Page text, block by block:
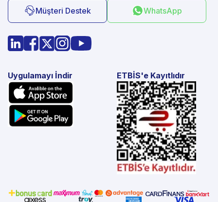
Müşteri Destek WhatsApp
Uygulamayı İndir ETBİS'e Kayıtlıdır